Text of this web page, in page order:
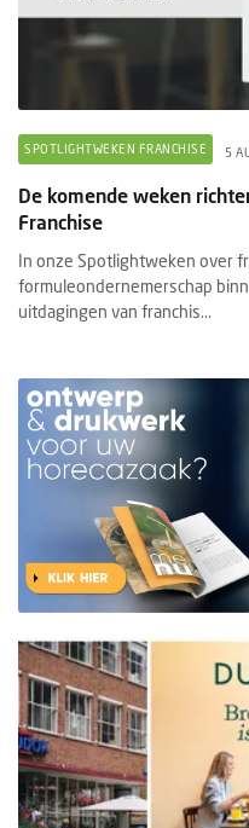
SPOTLIGHTWEKEN FRANCHISE 5
De komende weken
Franchise
In onze Spotlightweken over
formuleondernemerschap
uitdagingen van franchis...